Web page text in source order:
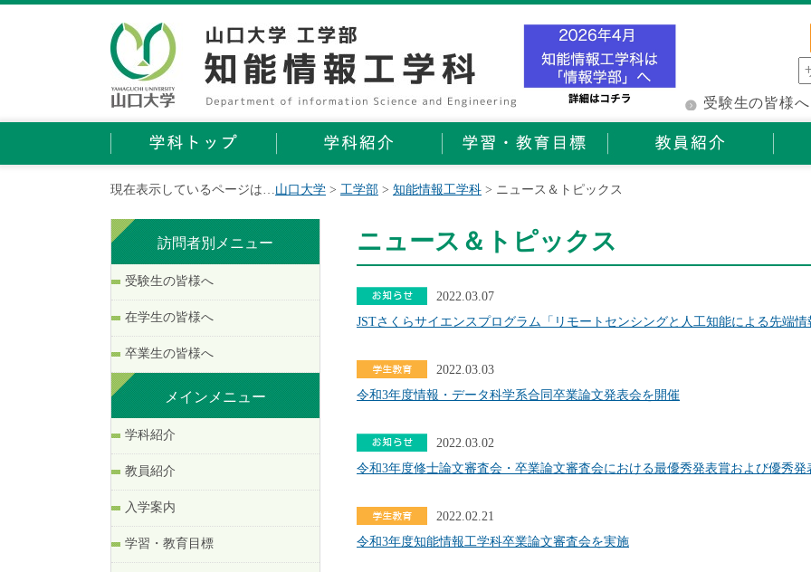
受験生の皆様へ
現在表示しているページは…山口大学 > 工学部 > 知能情報工学科 > ニュース＆トピックス
訪問者別メニュー
受験生の皆様へ
在学生の皆様へ
卒業生の皆様へ
メインメニュー
学科紹介
教員紹介
入学案内
学習・教育目標
ニュース＆トピックス
2022.03.07
JSTさくらサイエンスプログラム「リモートセンシングと人工知能による先端
2022.03.03
令和3年度情報・データ科学系合同卒業論文発表会を開催
2022.03.02
令和3年度修士論文審査会・卒業論文審査会における最優秀発表賞および優秀発
2022.02.21
令和3年度知能情報工学科卒業論文審査会を実施